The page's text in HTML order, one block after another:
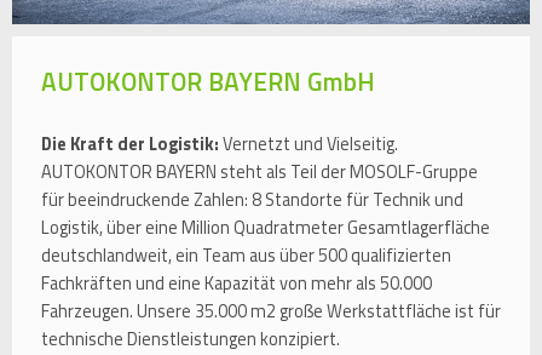
AUTOKONTOR BAYERN GmbH
Die Kraft der Logistik:Vernetzt und Vielseitig.
AUTOKONTOR BAYERN steht als Teil der MOSOLF-Gruppe
für beeindruckende Zahlen: 8 Standorte für Technik und
Logistik, über eine Million Quadratmeter Gesamtlagerfläche
deutschlandweit, ein Team aus über 500 qualifizierten
Fachkräften und eine Kapazität von mehr als 50.000
Fahrzeugen. Unsere 35.000 m2 große Werkstattfläche ist für
technische Dienstleistungen konzipiert.